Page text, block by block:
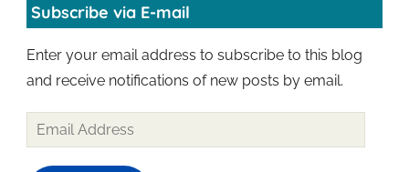
Subscribe via E-mail
Enter your email address to subscribe to this blog
and receive notifications of new posts by email.
Email
Address